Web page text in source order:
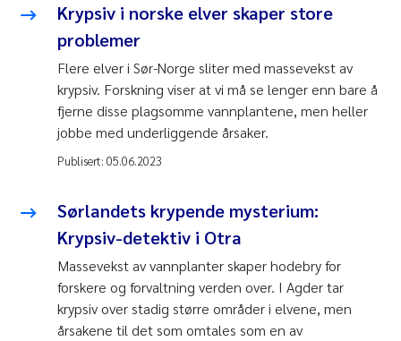
Krypsiv i norske elver skaper store
problemer
Flere elver i Sør-Norge sliter med massevekst av
krypsiv. Forskning viser at vi må se lenger enn bare å
fjerne disse plagsomme vannplantene, men heller
jobbe med underliggende årsaker.
Publisert: 05.06.2023
​Sørlandets krypende mysterium:
Krypsiv-detektiv i Otra
Massevekst av vannplanter skaper hodebry for
forskere og forvaltning verden over. I Agder tar
krypsiv over stadig større områder i elvene, men
årsakene til det som omtales som en av